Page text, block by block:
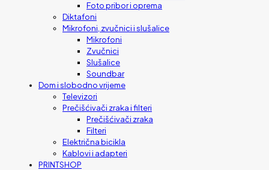
Foto pribor i oprema
Diktafoni
Mikrofoni, zvučnici i slušalice
Mikrofoni
Zvučnici
Slušalice
Soundbar
Dom i slobodno vrijeme
Televizori
Prečišćivači zraka i filteri
Prečišćivači zraka
Filteri
Električna bicikla
Kablovi i adapteri
PRINTSHOP